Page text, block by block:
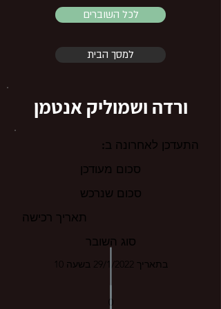
לכל השוברים
למסך הבית
ורדה ושמוליק אנטמן
התעדכן לאחרונה ב:
סכום מעודכן
סכום שנרכש
תאריך רכישה
סוג השובר
בתאריך 29/1/2022 בשעה 10
0